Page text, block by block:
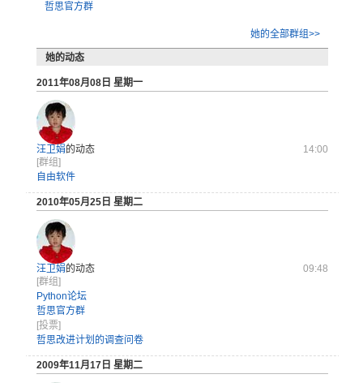
哲思官方群
她的全部群组>>
她的动态
2011年08月08日 星期一
汪卫娟的动态
14:00
[群组]
自由软件
2010年05月25日 星期二
汪卫娟的动态
09:48
[群组]
Python论坛
哲思官方群
[投票]
哲思改进计划的调查问卷
2009年11月17日 星期二